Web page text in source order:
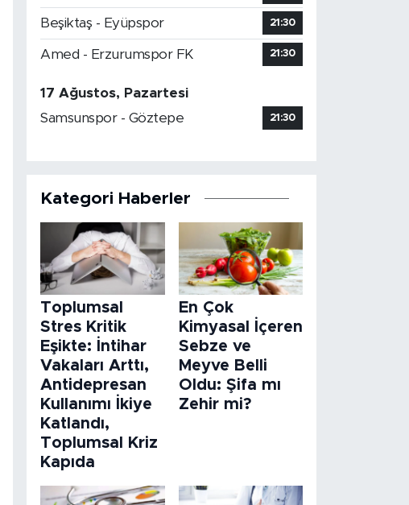
Beşiktaş - Eyüpspor 21:30
Amed - Erzurumspor FK 21:30
17 Ağustos, Pazartesi
Samsunspor - Göztepe
21:30
Kategori Haberler
Toplumsal
Stres Kritik
Eşikte: İntihar
Vakaları Arttı,
Antidepresan
Kullanımı İkiye
Katlandı,
Toplumsal Kriz
Kapıda
En Çok
Kimyasal İçeren
Sebze ve
Meyve Belli
Oldu: Şifa mı
Zehir mi?